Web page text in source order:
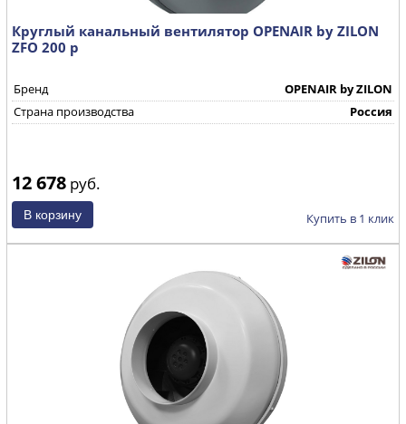
Круглый канальный вентилятор OPENAIR by ZILON
ZFO 200 р
Бренд
OPENAIR by ZILON
Страна производства
Россия
12 678 руб.
Купить в 1 клик